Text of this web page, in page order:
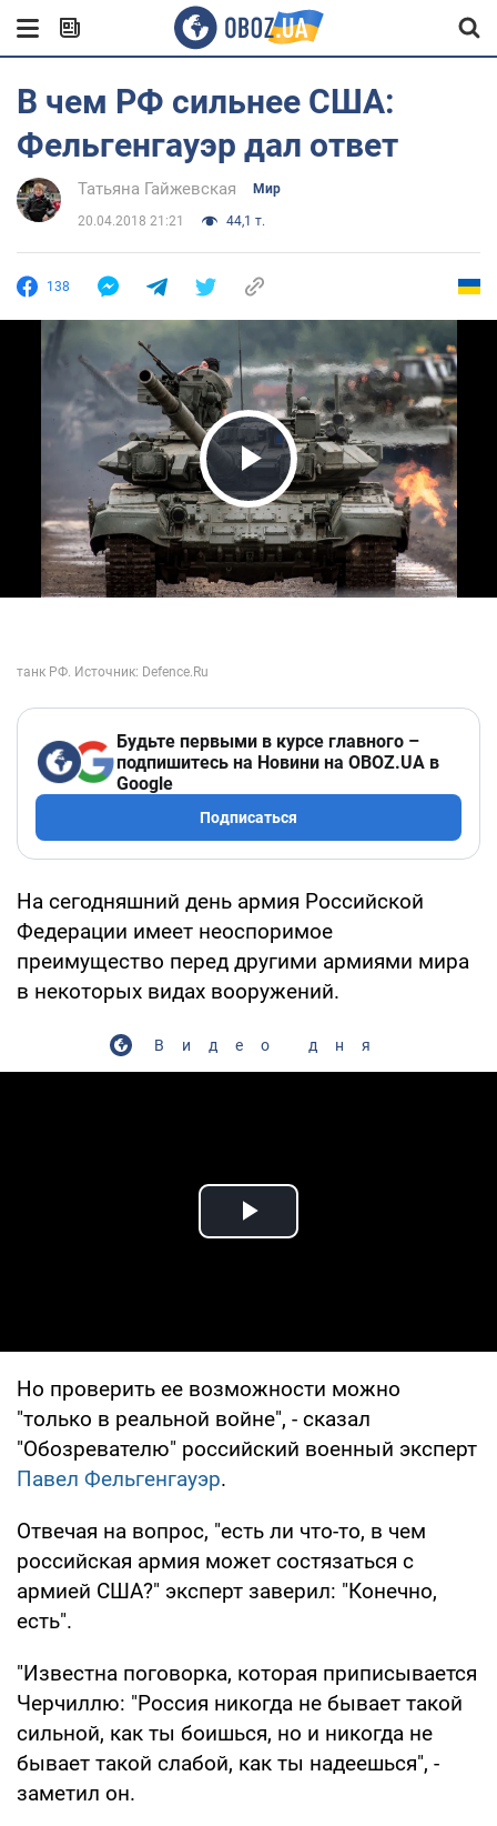
В чем РФ сильнее США:
Фельгенгауэр дал ответ
Татьяна Гайжевская Мир
20.04.2018 21:21 44,1 т.
138
Play Video
Будьте первыми в курсе главного –
подпишитесь на Новини на OBOZ.UA в
Google
Подписаться
На сегодняшний день армия Российской
Федерации имеет неоспоримое
преимущество перед другими армиями мира
в некоторых видах вооружений.
Видео дня
Play Video
Но проверить ее возможности можно
"только в реальной войне", - сказал
"Обозревателю" российский военный эксперт
Павел Фельгенгауэр.
Отвечая на вопрос, "есть ли что-то, в чем
российская армия может состязаться с
армией США?" эксперт заверил: "Конечно,
есть".
"Известна поговорка, которая приписывается
Черчиллю: "Россия никогда не бывает такой
сильной, как ты боишься, но и никогда не
бывает такой слабой, как ты надеешься", -
заметил он.